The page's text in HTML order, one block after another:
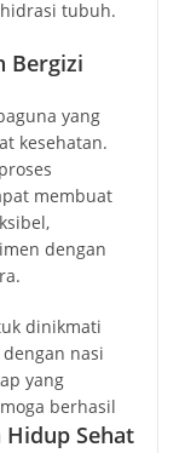
tubuh.
Bergizi
yang
kesehatan.
membuat
dengan
dinikmati
nasi
yang
berhasil
Sehat